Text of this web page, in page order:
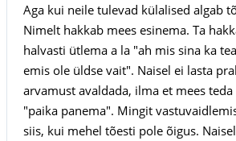
Aga kui neile tulevad külalised algab
Nimelt hakkab mees esinema. Ta
halvasti ütlema a la "ah mis sina ka
emis ole üldse vait". Naisel ei lasta
arvamust avaldada, ilma et mees
"paika panema". Mingit
siis, kui mehel tõesti pole õigus.